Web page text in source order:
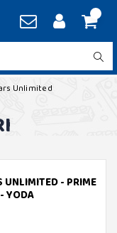
Unlimited
UNLIMITED - PRIME
YODA